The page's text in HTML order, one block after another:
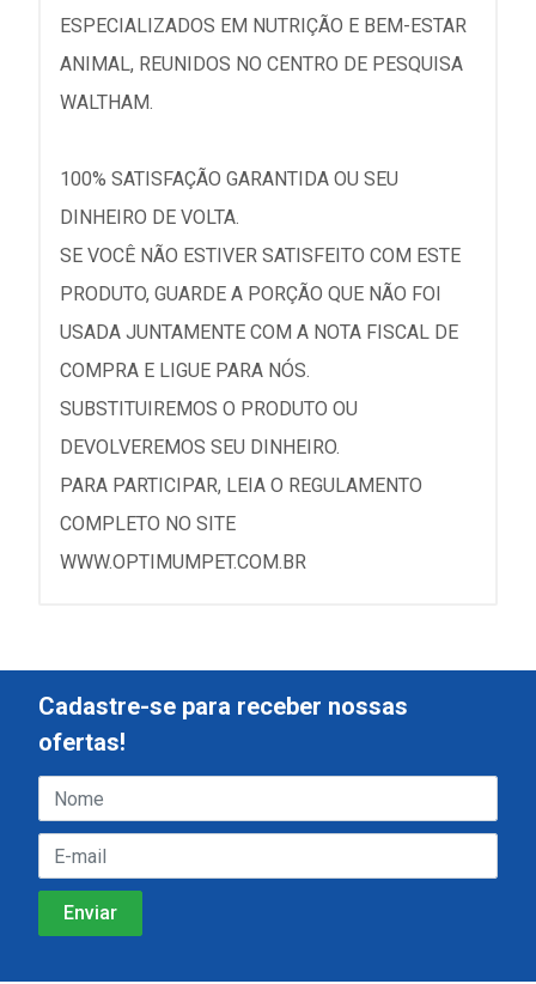
ESPECIALIZADOS EM NUTRIÇÃO E BEM-ESTAR
ANIMAL, REUNIDOS NO CENTRO DE PESQUISA
WALTHAM.
100% SATISFAÇÃO GARANTIDA OU SEU
DINHEIRO DE VOLTA.
SE VOCÊ NÃO ESTIVER SATISFEITO COM ESTE
PRODUTO, GUARDE A PORÇÃO QUE NÃO FOI
USADA JUNTAMENTE COM A NOTA FISCAL DE
COMPRA E LIGUE PARA NÓS.
SUBSTITUIREMOS O PRODUTO OU
DEVOLVEREMOS SEU DINHEIRO.
PARA PARTICIPAR, LEIA O REGULAMENTO
COMPLETO NO SITE
WWW.OPTIMUMPET.COM.BR
Cadastre-se para receber nossas
ofertas!